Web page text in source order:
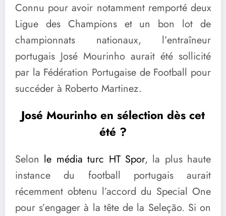
Connu pour avoir notamment remporté deux
Ligue des Champions et un bon lot de
championnats nationaux, l’entraîneur
portugais José Mourinho aurait été sollicité
par la Fédération Portugaise de Football pour
succéder à Roberto Martinez.
José Mourinho en sélection dès cet
été ?
Selon le média turc HT Spor, la plus haute
instance du football portugais aurait
récemment obtenu l’accord du Special One
pour s’engager à la tête de la Seleção. Si on